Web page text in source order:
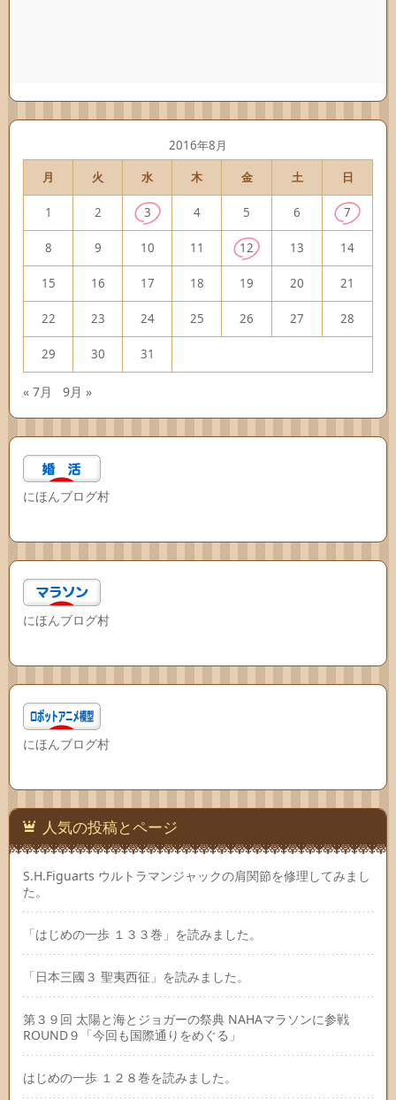
2016年8月
月
火 水 木 金 土 日
1 2 3 4 5 6 7
8 9 10 11 12 13 14
15 16 17 18 19 20 21
22 23 24 25 26 27 28
29 30 31
« 7月 9月 »
にほんブログ村
にほんブログ村
にほんブログ村
人気の投稿とページ
S.H.Figuarts ウルトラマンジャックの肩関節を修理してみまし
た。
「はじめの一歩 １３３巻」を読みました。
「日本三國３ 聖夷西征」を読みました。
第３９回 太陽と海とジョガーの祭典 NAHAマラソンに参戦
ROUND９「今回も国際通りをめぐる」
はじめの一歩 １２８巻を読みました。